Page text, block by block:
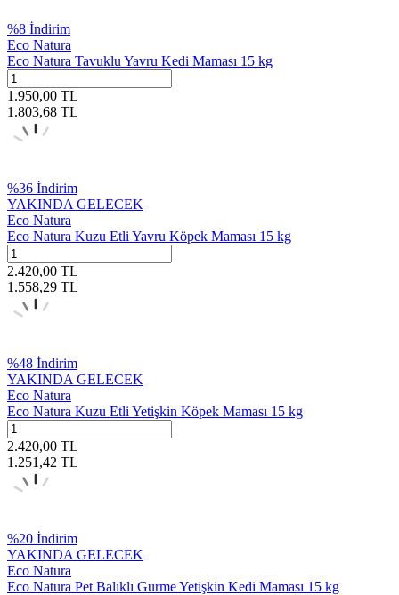
%8 İndirim
Eco Natura
Eco Natura Tavuklu Yavru Kedi Maması 15 kg
1.950,00 TL
1.803,68 TL
%36 İndirim
YAKINDA GELECEK
Eco Natura
Eco Natura Kuzu Etli Yavru Köpek Maması 15 kg
2.420,00 TL
1.558,29 TL
%48 İndirim
YAKINDA GELECEK
Eco Natura
Eco Natura Kuzu Etli Yetişkin Köpek Maması 15 kg
2.420,00 TL
1.251,42 TL
%20 İndirim
YAKINDA GELECEK
Eco Natura
Eco Natura Pet Balıklı Gurme Yetişkin Kedi Maması 15 kg